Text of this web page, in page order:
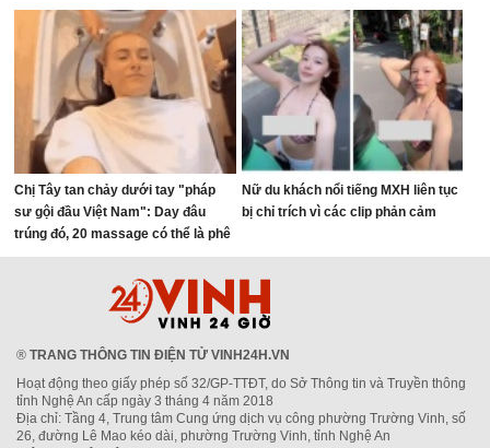
giúp chiêu tài
Chị Tây tan chảy dưới tay "pháp
sư gội đầu Việt Nam": Day đâu
trúng đó, 20 massage có thể là phê
nhất cuộc đời!
Nữ du khách nổi tiếng MXH liên tục
bị chỉ trích vì các clip phản cảm
® TRANG THÔNG TIN ĐIỆN TỬ VINH24H.VN
Hoạt động theo giấy phép số 32/GP-TTĐT, do Sở Thông tin và Truyền thông
tỉnh Nghệ An cấp ngày 3 tháng 4 năm 2018
Địa chỉ: Tầng 4, Trung tâm Cung ứng dịch vụ công phường Trường Vinh, số
26, đường Lê Mao kéo dài, phường Trường Vinh, tỉnh Nghệ An